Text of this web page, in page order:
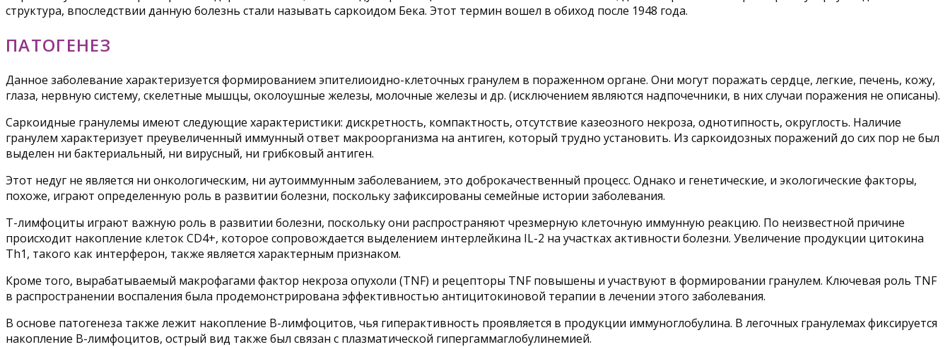
структура, впоследствии данную болезнь стали называть саркоидом Бека. Этот термин вошел в обиход после 1948 года.
ПАТОГЕНЕЗ
Данное заболевание характеризуется формированием эпителиоидно-клеточных гранулем в пораженном органе. Они могут поражать сердце, легкие, печень, кожу,
глаза, нервную систему, скелетные мышцы, околоушные железы, молочные железы и др. (исключением являются надпочечники, в них случаи поражения не описаны).
Саркоидные гранулемы имеют следующие характеристики: дискретность, компактность, отсутствие казеозного некроза, однотипность, округлость. Наличие
гранулем характеризует преувеличенный иммунный ответ макроорганизма на антиген, который трудно установить. Из саркоидозных поражений до сих пор не был
выделен ни бактериальный, ни вирусный, ни грибковый антиген.
Этот недуг не является ни онкологическим, ни аутоиммунным заболеванием, это доброкачественный процесс. Однако и генетические, и экологические факторы,
похоже, играют определенную роль в развитии болезни, поскольку зафиксированы семейные истории заболевания.
Т-лимфоциты играют важную роль в развитии болезни, поскольку они распространяют чрезмерную клеточную иммунную реакцию. По неизвестной причине
происходит накопление клеток CD4+, которое сопровождается выделением интерлейкина IL-2 на участках активности болезни. Увеличение продукции цитокина
Th1, такого как интерферон, также является характерным признаком.
Кроме того, вырабатываемый макрофагами фактор некроза опухоли (TNF) и рецепторы TNF повышены и участвуют в формировании гранулем. Ключевая роль TNF
в распространении воспаления была продемонстрирована эффективностью антицитокиновой терапии в лечении этого заболевания.
В основе патогенеза также лежит накопление В-лимфоцитов, чья гиперактивность проявляется в продукции иммуноглобулина. В легочных гранулемах фиксируется
накопление В-лимфоцитов, острый вид также был связан с плазматической гипергаммаглобулинемией.